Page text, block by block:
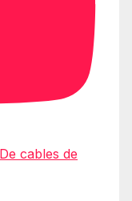
cables de